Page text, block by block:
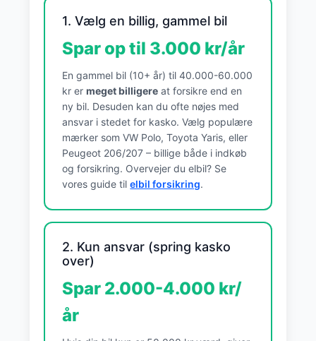
1. Vælg en billig, gammel bil
Spar op til 3.000 kr/år
En gammel bil (10+ år) til 40.000-60.000
kr ermeget billigere at forsikre end en
ny bil. Desuden kan du ofte nøjes med
ansvar i stedet for kasko. Vælg populære
mærker som VW Polo, Toyota Yaris, eller
Peugeot 206/207 – billige både i indkøb
og forsikring. Overvejer du elbil? Se
vores guide tilelbil forsikring.
2. Kun ansvar (spring kasko
over)
Spar 2.000-4.000 kr/
år